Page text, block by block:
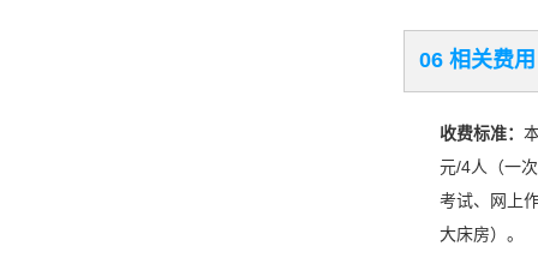
06 相关费用
收费标准：
元/4人（一
考试、网上
大床房）。